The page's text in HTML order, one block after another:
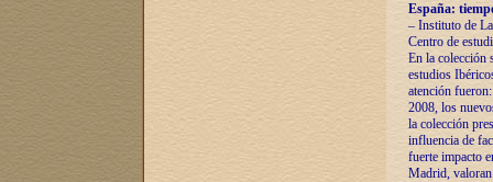
España:
– Instituto de
Centro de
En la colección
estudios
atención
2008, los
la colección
influencia de
fuerte impacto
Madrid,